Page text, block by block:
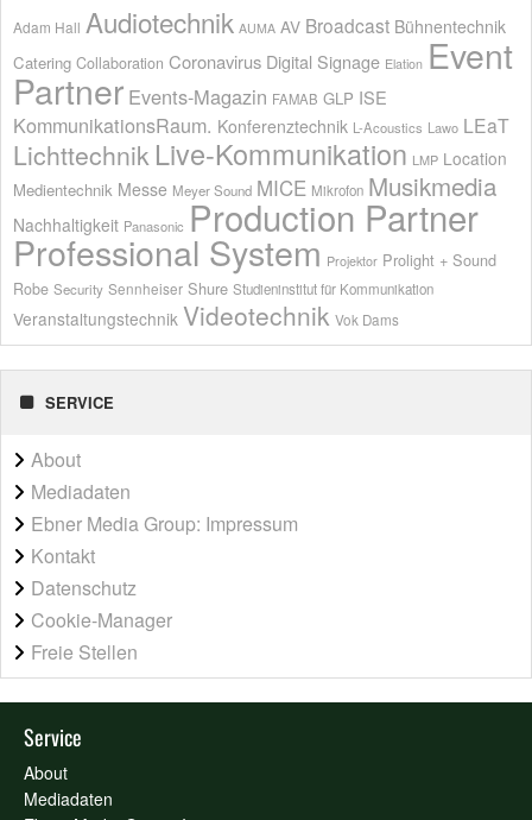
Adam Hall Audiotechnik AUMA AV Broadcast Bühnentechnik
Catering Collaboration Coronavirus Digital Signage Elation Event
Partner Events-Magazin FAMAB GLP ISE
KommunikationsRaum. Konferenztechnik L-Acoustics Lawo LEaT
Lichttechnik Live-Kommunikation LMP Location
Medientechnik Messe Meyer Sound MICE Mikrofon Musikmedia
Nachhaltigkeit Panasonic Production Partner
Professional System Projektor Prolight + Sound
Robe Security Sennheiser Shure Studieninstitut für Kommunikation
Veranstaltungstechnik Videotechnik Vok Dams
SERVICE
About
Mediadaten
Ebner Media Group: Impressum
Kontakt
Datenschutz
Cookie-Manager
Freie Stellen
Service
About
Mediadaten